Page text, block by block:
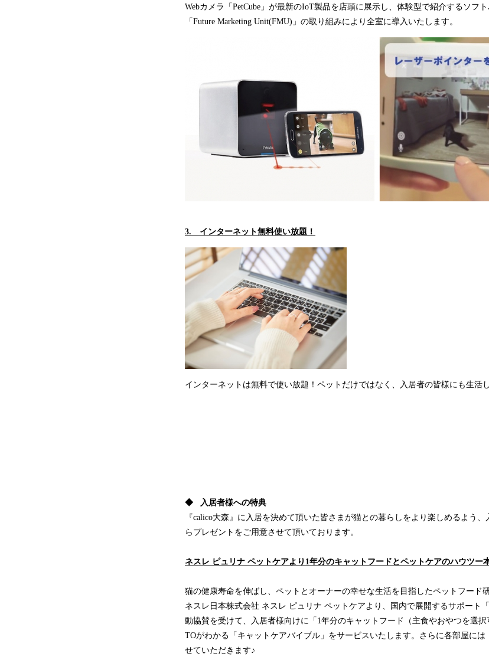
Webカメラ「PetCube」が最新のIoT製品を店頭に展示し、体験型で紹介するソフ
「Future Marketing Unit(FMU)」の取り組みにより全室に導入いたします。
3. インターネット無料使い放題！
インターネットは無料で使い放題！ペットだけではなく、入居者の皆様にも生活
◆ 入居者様への特典
『calico大森』に入居を決めて頂いた皆さまが猫との暮らしをより楽しめるよう
らプレゼントをご用意させて頂いております。
ネスレ ピュリナ ペットケアより1年分のキャットフードとペットケアのハウツー
猫の健康寿命を伸ばし、ペットとオーナーの幸せな生活を目指したペットフード
ネスレ日本株式会社 ネスレ ピュリナ ペットケアより、国内で展開するサポート
動協賛を受けて、入居者様向けに「1年分のキャットフード（主食やおやつを選
TOがわかる「キャットケアバイブル」をサービスいたします。さらに各部屋には
せていただきます♪